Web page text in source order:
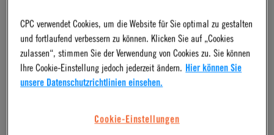
Material Finish
Chrome
CPC verwendet Cookies, um die Website für Sie optimal zu gestalten
und fortlaufend verbessern zu können. Klicken Sie auf „Cookies
zulassen“, stimmen Sie der Verwendung von Cookies zu. Sie können
Ihre Cookie-Einstellung jedoch jederzeit ändern. Hier können Sie
unsere Datenschutzrichtlinien einsehen.
Cookie-Einstellungen